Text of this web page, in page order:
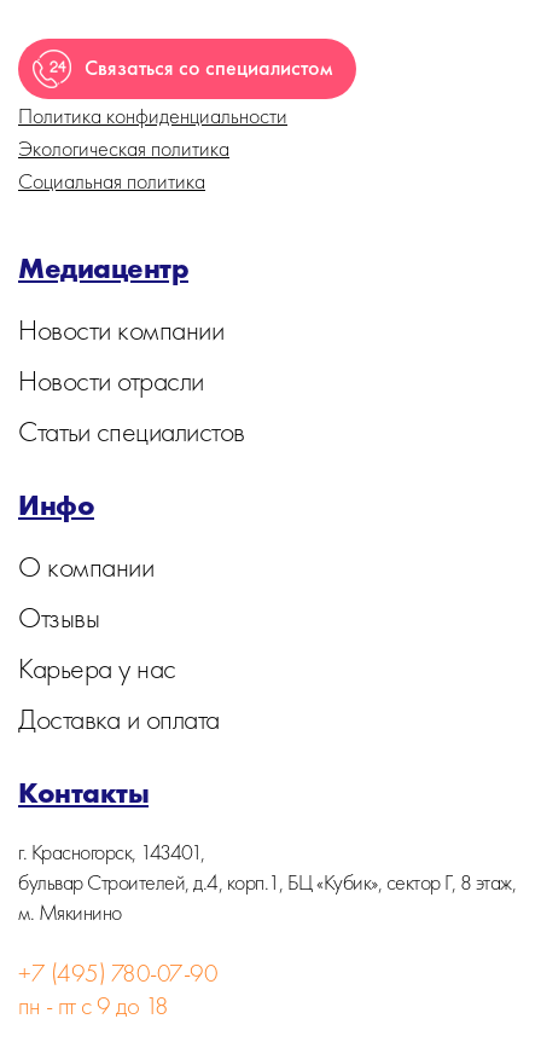
Связаться со специалистом
Политика конфиденциальности
Экологическая политика
Социальная политика
Медиацентр
Новости компании
Новости отрасли
Статьи специалистов
Инфо
О компании
Отзывы
Карьера у нас
Доставка и оплата
Контакты
г. Красногорск, 143401,
бульвар Строителей, д.4, корп.1, БЦ «Кубик», сектор Г, 8 этаж,
м. Мякинино
+7 (495) 780-07-90
пн - пт с 9 до 18